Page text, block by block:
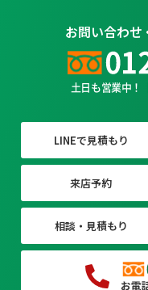
お問い合わせ
土日も営業中！
LINEで見積もり
来店予約
相談・見積もり